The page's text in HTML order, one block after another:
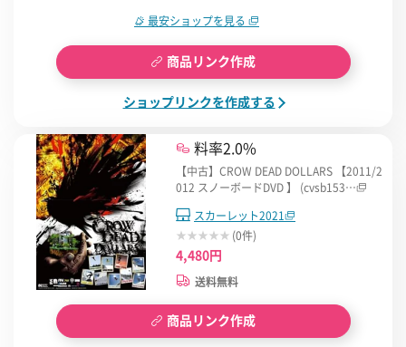
最安ショップを見る
商品リンク作成
ショップリンクを作成する
料率2.0%
【中古】CROW DEAD DOLLARS 【2011/2
012 スノーボードDVD 】 (cvsb153…
スカーレット2021
(0件)
4,480円
送料無料
商品リンク作成